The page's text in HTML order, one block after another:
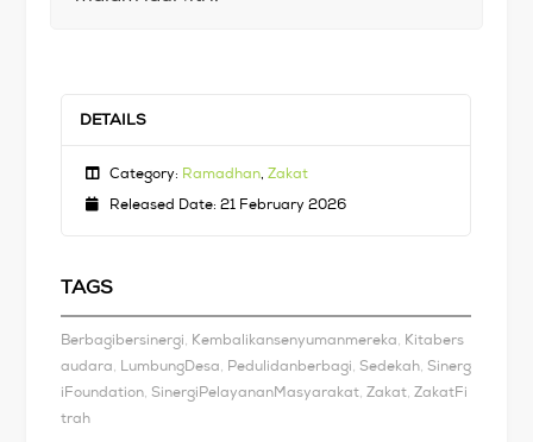
DETAILS
Category: Ramadhan, Zakat
Released Date: 21 February 2026
TAGS
Berbagibersinergi, Kembalikansenyumanmereka, Kitabers
audara, LumbungDesa, Pedulidanberbagi, Sedekah, Sinerg
iFoundation, SinergiPelayananMasyarakat, Zakat, ZakatFi
trah